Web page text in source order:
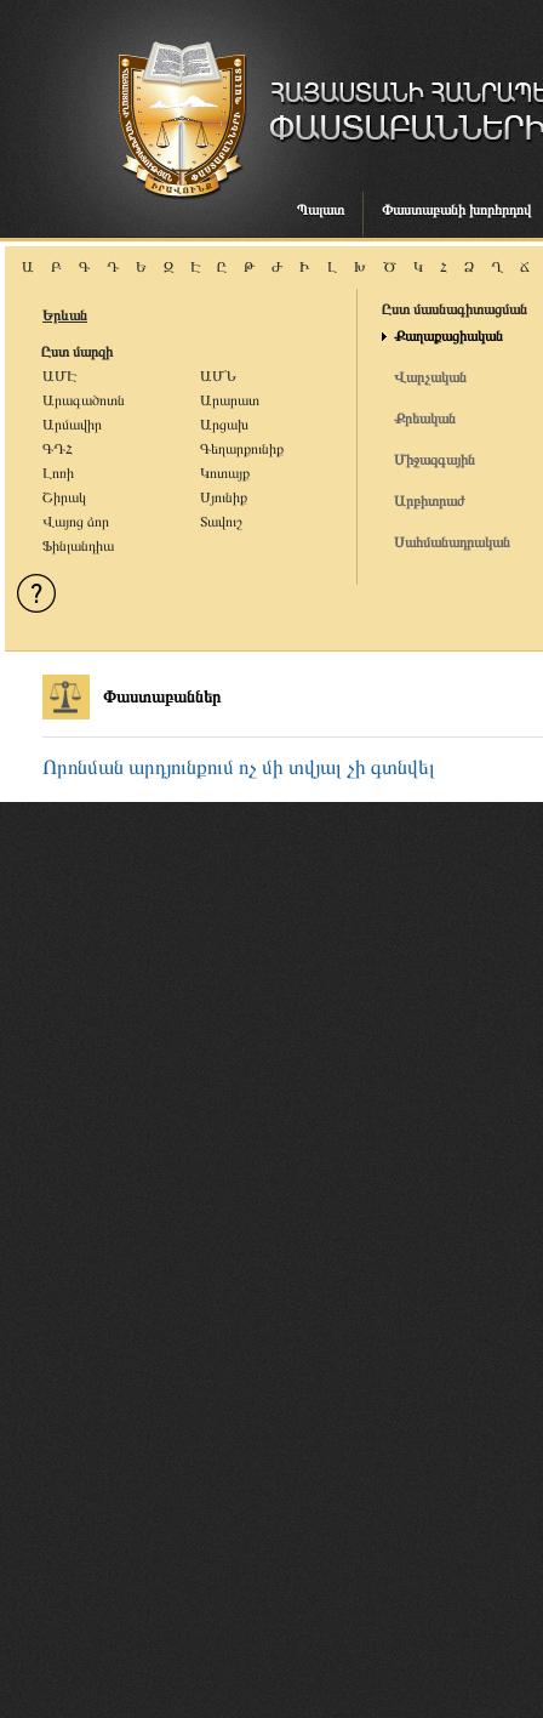
Պալատ Փաստաբանի խորհրդով
Ա Բ Գ Դ Ե Զ Է Ը Թ Ժ Ի Լ Խ Ծ Կ Հ Ձ Ղ Ճ
Երևան
Ըստ մարզի
ԱՄԷ
ԱՄՆ
Արագածոտն
Արարատ
Արմավիր
Արցախ
ԳԴՀ
Գեղարքունիք
Լոռի
Կոտայք
Շիրակ
Սյունիք
Վայոց ձոր
Տավուշ
Ֆինլանդիա
Ըստ մասնագիտացման
Քաղաքացիական
Վարչական
Քրեական
Միջազգային
Արբիտրաժ
Սահմանադրական
Փաստաբաններ
Որոնման արդյունքում ոչ մի տվյալ չի գտնվել